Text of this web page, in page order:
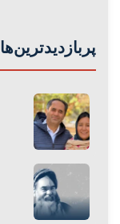
پربازدیدترین‌ها